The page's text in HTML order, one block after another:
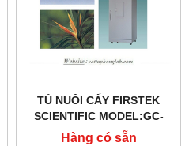
TỦ NUÔI CẤY FIRSTEK
SCIENTIFIC MODEL:GC-
101
Hàng có sẵn